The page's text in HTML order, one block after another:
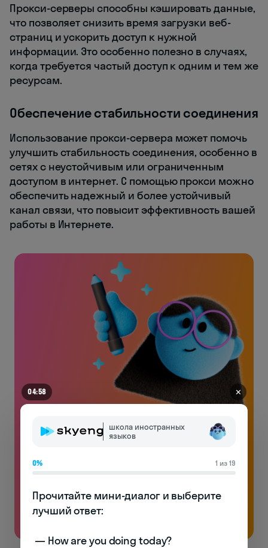
Прокси-серверы способны кэшировать данные,
что позволяет снизить время загрузки веб-
страниц и ускорить доступ к нужной
информации. Это особенно полезно в случаях,
когда требуется частый доступ к одним и тем же
ресурсам.
Обеспечение стабильности соединения
Использование прокси-сервера может помочь
улучшить стабильность соединения, особенно в
сетях с неустойчивым или ограниченным
доступом в интернет. С помощью прокси можно
обеспечить надежный и более устойчивый
канал связи, что повысит эффективность вашей
работы в Интернете.
Английский на чемоданах
Без воды и духоты: только реально полезная
04:58 ✕
школа иностранных
языков
0% 1 из 19
Прочитайте мини-диалог и выберите
лучший ответ: